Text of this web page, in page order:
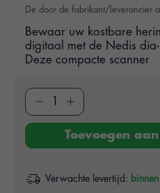
De door de fabrikant/leverancier
Bewaar uw kostbare
digitaal met de Nedis
Deze compacte scanner
Toevoegen
Verwachte levertijd: